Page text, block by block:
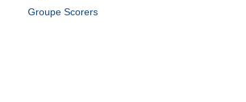
Groupe Scorers